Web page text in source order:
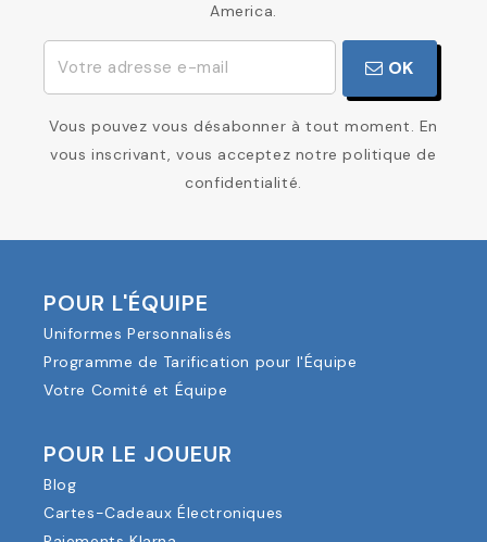
America.
OK
Vous pouvez vous désabonner à tout moment. En
vous inscrivant, vous acceptez notre politique de
confidentialité.
POUR L'ÉQUIPE
Uniformes Personnalisés
Programme de Tarification pour l'Équipe
Votre Comité et Équipe
POUR LE JOUEUR
Blog
Cartes-Cadeaux Électroniques